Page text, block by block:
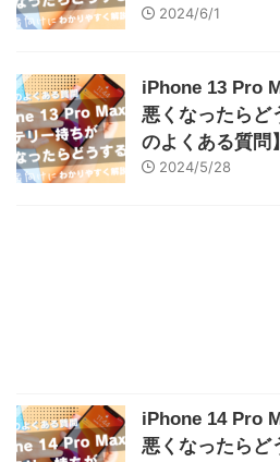
2024/6/1
iPhone 13 Pro
悪くなったらど
のよくある質問】
2024/5/28
iPhone 14 Pro
悪くなったらど